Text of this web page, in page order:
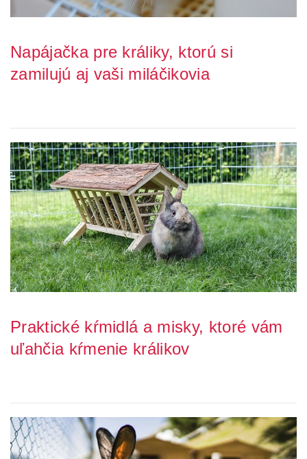
Napájačka pre králiky, ktorú si
zamilujú aj vaši miláčikovia
Praktické kŕmidlá a misky, ktoré vám
uľahčia kŕmenie králikov